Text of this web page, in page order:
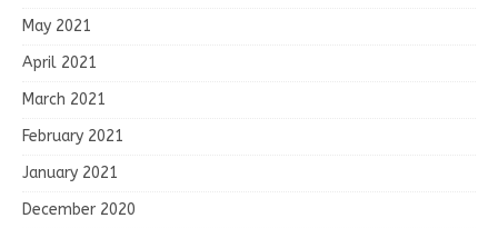
May 2021
April 2021
March 2021
February 2021
January 2021
December 2020